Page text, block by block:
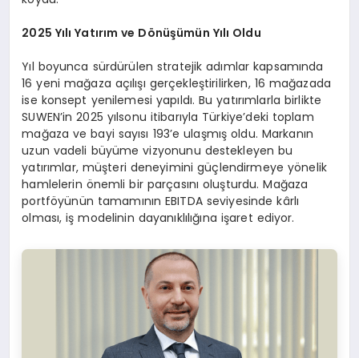
2025 Yılı Yatırım ve Dönüşümün Yılı Oldu
Yıl boyunca sürdürülen stratejik adımlar kapsamında
16 yeni mağaza açılışı gerçekleştirilirken, 16 mağazada
ise konsept yenilemesi yapıldı. Bu yatırımlarla birlikte
SUWEN’in 2025 yılsonu itibarıyla Türkiye’deki toplam
mağaza ve bayi sayısı 193’e ulaşmış oldu. Markanın
uzun vadeli büyüme vizyonunu destekleyen bu
yatırımlar, müşteri deneyimini güçlendirmeye yönelik
hamlelerin önemli bir parçasını oluşturdu. Mağaza
portföyünün tamamının EBITDA seviyesinde kârlı
olması, iş modelinin dayanıklılığına işaret ediyor.